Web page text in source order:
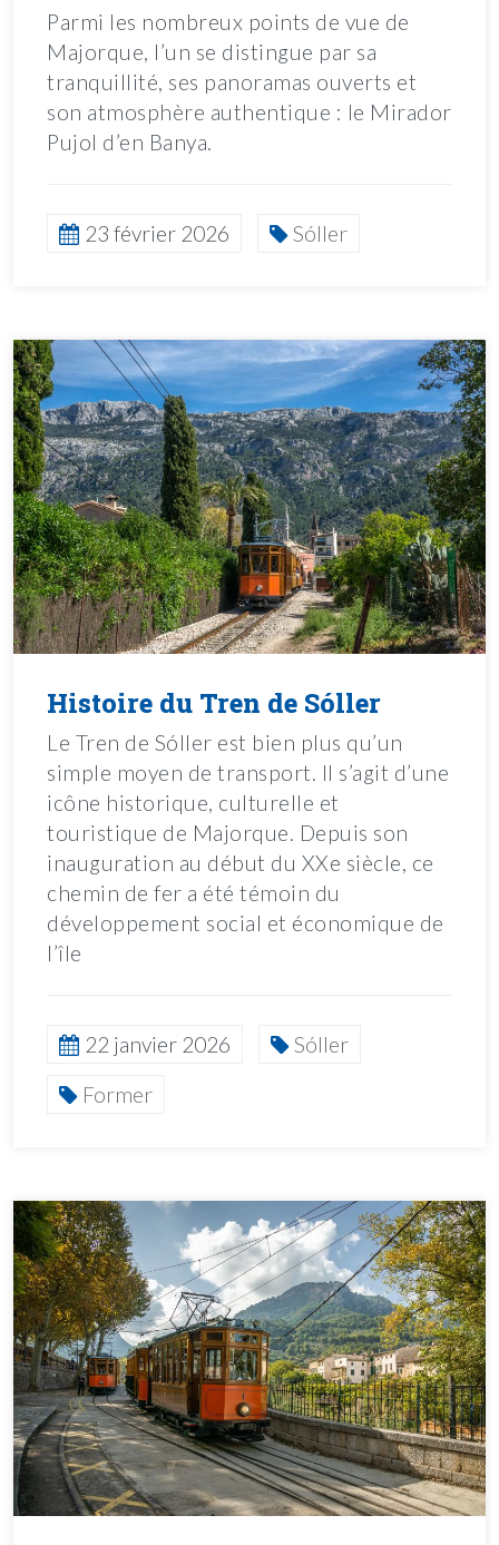
Parmi les nombreux points de vue de
Majorque, l’un se distingue par sa
tranquillité, ses panoramas ouverts et
son atmosphère authentique : le Mirador
Pujol d’en Banya.
23 février 2026 Sóller
Histoire du Tren de Sóller
Le Tren de Sóller est bien plus qu’un
simple moyen de transport. Il s’agit d’une
icône historique, culturelle et
touristique de Majorque. Depuis son
inauguration au début du XXe siècle, ce
chemin de fer a été témoin du
développement social et économique de
l’île
22 janvier 2026
Sóller
Former